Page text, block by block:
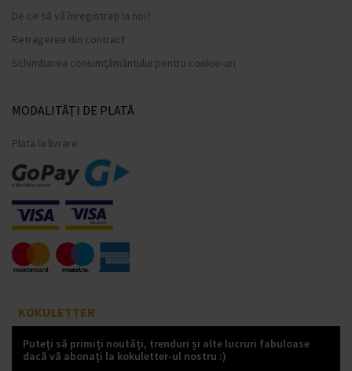
De ce să vă înregistrați la noi?
Retragerea din contract
Schimbarea consimțământului pentru cookie-uri
MODALITĂȚI DE PLATĂ
Plata la livrare
KOKULETTER
Puteți să primiți noutăți, trenduri și alte lucruri fabuloase
dacă vă abonați la kokuletter-ul nostru :)